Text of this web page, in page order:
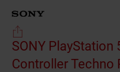
SONY PlayStation
Controller Techno